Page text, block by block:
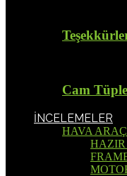
Cam
İNCELEMELER
HAVA
HAZIR